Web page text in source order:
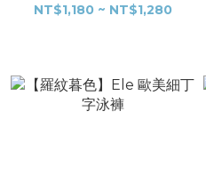
NT$1,180 ~ NT$1,280